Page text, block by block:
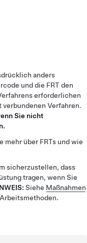
anders
und die FRT den
erforderlichen
Verfahren.
Sie nicht
mehr über FRTs und wie
sicherzustellen, dass
tragen, wenn Sie
Siehe Maßnahmen